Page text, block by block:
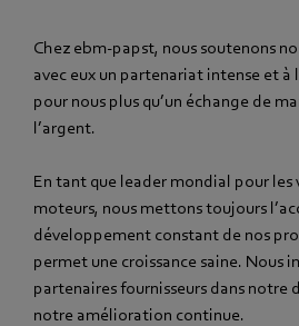
Chez ebm‑papst, nous soutenons
avec eux un partenariat intense et
pour nous plus qu’un échange de
l’argent.
En tant que leader mondial pour les
moteurs, nous mettons toujours
développement constant de nos
permet une croissance saine. Nous
partenaires fournisseurs dans
notre amélioration continue.